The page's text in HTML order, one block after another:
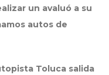
un avaluó a su
autos de
Toluca salida